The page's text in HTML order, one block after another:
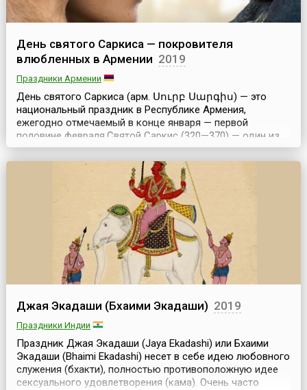
День святого Саркиса — покровителя
влюбленных в Армении 2019
Праздники Армении
День святого Саркиса (арм. Սուրբ Սարգիս) — это
национальный праздник в Республике Армения,
ежегодно отмечаемый в конце января — первой
половине февраля.Святой Саркис (320—370) — один из
самых почитаемых святых Армянской апостольской
церкви и всего армянского народа. Святой Саркис был
родом из провинции Гамерек, жил и совершал подвиги
во времена правления императора Константина
Джая Экадаши (Бхаими Экадаши) 2019
Праздники Индии
Праздник Джая Экадаши (Jaya Ekadashi) или Бхаими
Экадаши (Bhaimi Ekadashi) несет в себе идею любовного
служения (бхакти), полностью противоположную идее
сексуального удовлетворения (кама). Очень часто